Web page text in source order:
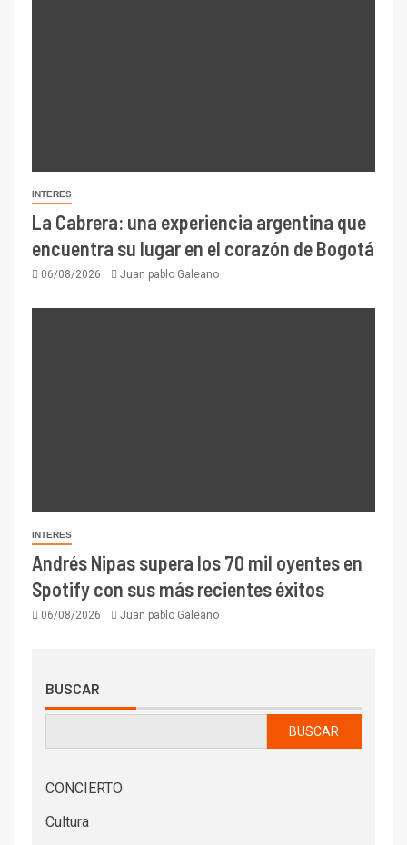
INTERES
La Cabrera: una experiencia argentina que
encuentra su lugar en el corazón de Bogotá
06/08/2026 Juan pablo Galeano
INTERES
Andrés Nipas supera los 70 mil oyentes en
Spotify con sus más recientes éxitos
06/08/2026 Juan pablo Galeano
BUSCAR
BUSCAR
CONCIERTO
Cultura